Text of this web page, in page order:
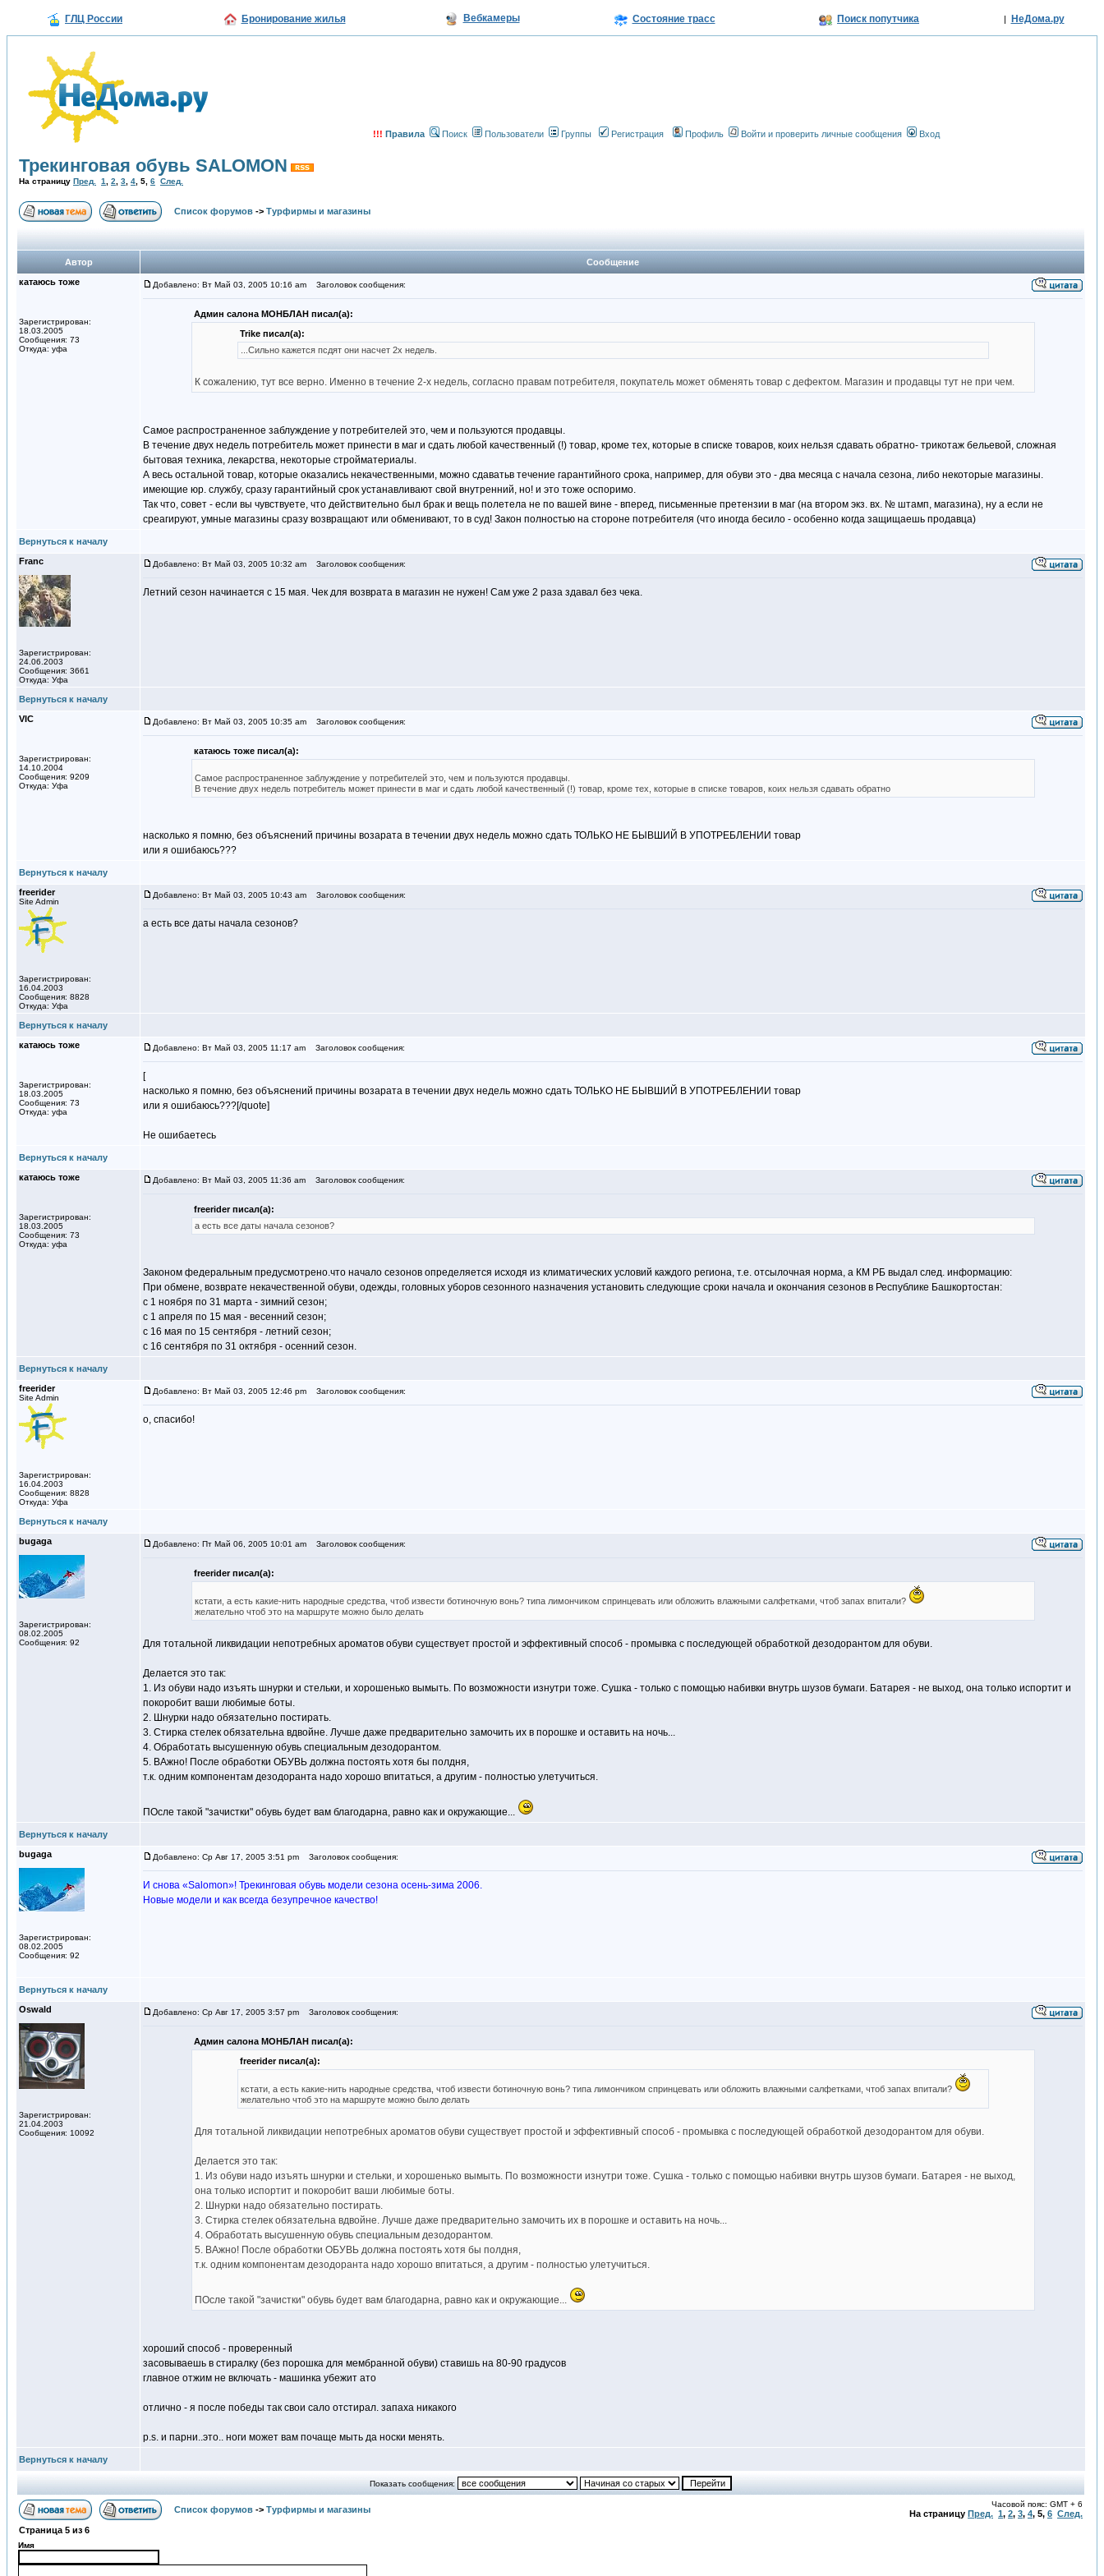
ГЛЦ России Бронирование жилья Вебкамеры Состояние трасс Поиск попутчика | НеДома.ру
!!! Правила Поиск Пользователи Группы Регистрация Профиль Войти и проверить личные сообщения Вход
Трекинговая обувь SALOMON
На страницу Пред. 1 2 3 4 5 6 След.
Список форумов -> Турфирмы и магазины
Автор
Сообщение
катаюсь тоже
Зарегистрирован:
18.03.2005
Сообщения: 73
Откуда: уфа
Добавлено: Вт Май 03, 2005 10:16 am Заголовок сообщения:
Админ салона MOНБЛАН писал(а):
Trike писал(а):
...Сильно кажется псдят они насчет 2х недель.
К сожалению, тут все верно. Именно в течение 2-х недель, согласно правам потребителя, покупатель может обменять товар с дефектом. Магазин и продавцы тут не при чем.
Самое распространенное заблуждение у потребителей это, чем и пользуются продавцы.
В течение двух недель потребитель может принести в маг и сдать любой качественный (!) товар, кроме тех, которые в списке товаров, коих нельзя сдавать обратно- трикотаж бельевой, сложная
бытовая техника, лекарства, некоторые стройматериалы.
А весь остальной товар, которые оказались некачественными, можно сдаватьв течение гарантийного срока, например, для обуви это - два месяца с начала сезона, либо некоторые магазины.
имеющие юр. службу, сразу гарантийный срок устанавливают свой внутренний, но! и это тоже оспоримо.
Так что, совет - если вы чувствуете, что действительно был брак и вещь полетела не по вашей вине - вперед, письменные претензии в маг (на втором экз. вх. № штамп, магазина), ну а если не
среагируют, умные магазины сразу возвращают или обменивают, то в суд! Закон полностью на стороне потребителя (что иногда бесило - особенно когда защищаешь продавца)
Вернуться к началу
Franc
Зарегистрирован:
24.06.2003
Сообщения: 3661
Откуда: Уфа
Добавлено: Вт Май 03, 2005 10:32 am Заголовок сообщения:
Летний сезон начинается с 15 мая. Чек для возврата в магазин не нужен! Сам уже 2 раза здавал без чека.
Вернуться к началу
VIC
Зарегистрирован:
14.10.2004
Сообщения: 9209
Откуда: Уфа
Добавлено: Вт Май 03, 2005 10:35 am Заголовок сообщения:
катаюсь тоже писал(а):
Самое распространенное заблуждение у потребителей это, чем и пользуются продавцы.
В течение двух недель потребитель может принести в маг и сдать любой качественный (!) товар, кроме тех, которые в списке товаров, коих нельзя сдавать обратно
насколько я помню, без объяснений причины возарата в течении двух недель можно сдать ТОЛЬКО НЕ БЫВШИЙ В УПОТРЕБЛЕНИИ товар
или я ошибаюсь???
Вернуться к началу
freerider
Site Admin
Зарегистрирован:
16.04.2003
Сообщения: 8828
Откуда: Уфа
Добавлено: Вт Май 03, 2005 10:43 am Заголовок сообщения:
а есть все даты начала сезонов?
Вернуться к началу
катаюсь тоже
Зарегистрирован:
18.03.2005
Сообщения: 73
Откуда: уфа
Добавлено: Вт Май 03, 2005 11:17 am Заголовок сообщения:
[
насколько я помню, без объяснений причины возарата в течении двух недель можно сдать ТОЛЬКО НЕ БЫВШИЙ В УПОТРЕБЛЕНИИ товар
или я ошибаюсь???[/quote]
Не ошибаетесь
Вернуться к началу
катаюсь тоже
Зарегистрирован:
18.03.2005
Сообщения: 73
Откуда: уфа
Добавлено: Вт Май 03, 2005 11:36 am Заголовок сообщения:
freerider писал(а):
а есть все даты начала сезонов?
Законом федеральным предусмотрено.что начало сезонов определяется исходя из климатических условий каждого региона, т.е. отсылочная норма, а КМ РБ выдал след. информацию:
При обмене, возврате некачественной обуви, одежды, головных уборов сезонного назначения установить следующие сроки начала и окончания сезонов в Республике Башкортостан:
с 1 ноября по 31 марта - зимний сезон;
с 1 апреля по 15 мая - весенний сезон;
с 16 мая по 15 сентября - летний сезон;
с 16 сентября по 31 октября - осенний сезон.
Вернуться к началу
freerider
Site Admin
Зарегистрирован:
16.04.2003
Сообщения: 8828
Откуда: Уфа
Добавлено: Вт Май 03, 2005 12:46 pm Заголовок сообщения:
о, спасибо!
Вернуться к началу
bugaga
Зарегистрирован:
08.02.2005
Сообщения: 92
Добавлено: Пт Май 06, 2005 10:01 am Заголовок сообщения:
freerider писал(а):
кстати, а есть какие-нить народные средства, чтоб извести ботиночную вонь? типа лимончиком спринцевать или обложить влажными салфетками, чтоб запах впитали?
желательно чтоб это на маршруте можно было делать
Для тотальной ликвидации непотребных ароматов обуви существует простой и эффективный способ - промывка с последующей обработкой дезодорантом для обуви.
Делается это так:
1. Из обуви надо изъять шнурки и стельки, и хорошенько вымыть. По возможности изнутри тоже. Сушка - только с помощью набивки внутрь шузов бумаги. Батарея - не выход, она только испортит и
покоробит ваши любимые боты.
2. Шнурки надо обязательно постирать.
3. Стирка стелек обязательна вдвойне. Лучше даже предварительно замочить их в порошке и оставить на ночь...
4. Обработать высушенную обувь специальным дезодорантом.
5. ВАжно! После обработки ОБУВЬ должна постоять хотя бы полдня,
т.к. одним компонентам дезодоранта надо хорошо впитаться, а другим - полностью улетучиться.
ПОсле такой "зачистки" обувь будет вам благодарна, равно как и окружающие...
Вернуться к началу
bugaga
Зарегистрирован:
08.02.2005
Сообщения: 92
Добавлено: Ср Авг 17, 2005 3:51 pm Заголовок сообщения:
И снова «Salomon»! Трекинговая обувь модели сезона осень-зима 2006.
Новые модели и как всегда безупречное качество!
Вернуться к началу
Oswald
Зарегистрирован:
21.04.2003
Сообщения: 10092
Добавлено: Ср Авг 17, 2005 3:57 pm Заголовок сообщения:
Админ салона MOНБЛАН писал(а):
freerider писал(а):
кстати, а есть какие-нить народные средства, чтоб извести ботиночную вонь? типа лимончиком спринцевать или обложить влажными салфетками, чтоб запах впитали?
желательно чтоб это на маршруте можно было делать
Для тотальной ликвидации непотребных ароматов обуви существует простой и эффективный способ - промывка с последующей обработкой дезодорантом для обуви.
Делается это так:
1. Из обуви надо изъять шнурки и стельки, и хорошенько вымыть. По возможности изнутри тоже. Сушка - только с помощью набивки внутрь шузов бумаги. Батарея - не выход,
она только испортит и покоробит ваши любимые боты.
2. Шнурки надо обязательно постирать.
3. Стирка стелек обязательна вдвойне. Лучше даже предварительно замочить их в порошке и оставить на ночь...
4. Обработать высушенную обувь специальным дезодорантом.
5. ВАжно! После обработки ОБУВЬ должна постоять хотя бы полдня,
т.к. одним компонентам дезодоранта надо хорошо впитаться, а другим - полностью улетучиться.
ПОсле такой "зачистки" обувь будет вам благодарна, равно как и окружающие...
хороший способ - проверенный
засовываешь в стиралку (без порошка для мембранной обуви) ставишь на 80-90 градусов
главное отжим не включать - машинка убежит ато
отлично - я после победы так свои сало отстирал. запаха никакого
p.s. и парни..это.. ноги может вам почаще мыть да носки менять.
Вернуться к началу
Показать сообщения:
Список форумов -> Турфирмы и магазины
Часовой пояс: GMT + 6
На страницу Пред. 1, 2, 3, 4, 5, 6 След.
Страница 5 из 6
Имя